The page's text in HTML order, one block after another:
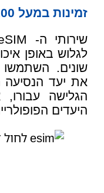
זמינות במעל 200 יעדים מסביב לעולם
שירותי ה-
שונים.
את יעד הנסיעה
הגלישה
היעדים